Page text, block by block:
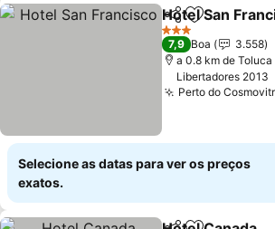
PartilharAdicionar
Hotel San
3 Estrelas
7,9 Boa
3.558
a 0.8 km de
Libertadores 2013
Perto do
Selecione as datas para ver os preços
exatos.